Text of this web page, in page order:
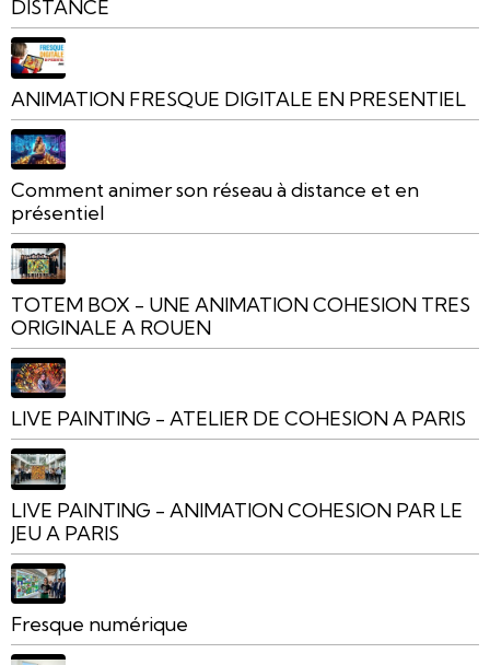
DISTANCE
ANIMATION FRESQUE DIGITALE EN PRESENTIEL
Comment animer son réseau à distance et en
présentiel
TOTEM BOX - UNE ANIMATION COHESION TRES
ORIGINALE A ROUEN
LIVE PAINTING - ATELIER DE COHESION A PARIS
LIVE PAINTING - ANIMATION COHESION PAR LE
JEU A PARIS
Fresque numérique